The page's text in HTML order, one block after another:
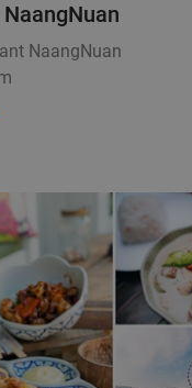
NaangNuan